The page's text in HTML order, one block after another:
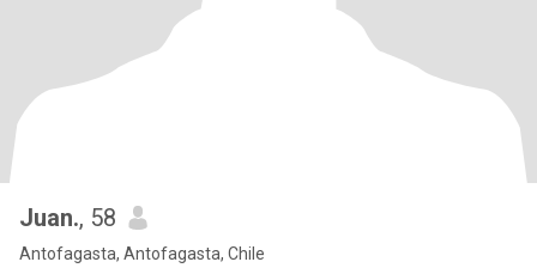
Juan., 58
Antofagasta, Antofagasta, Chile